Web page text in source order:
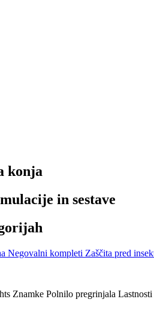
konja
in sestave
Negovalni kompleti Zaščita pred
Znamke Polnilo pregrinjala Lastnosti